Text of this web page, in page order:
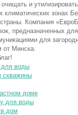
и
климатических зонах
Компания
предназначенных
для
от Минска.
для воды
скважины
доме
для воды
дом